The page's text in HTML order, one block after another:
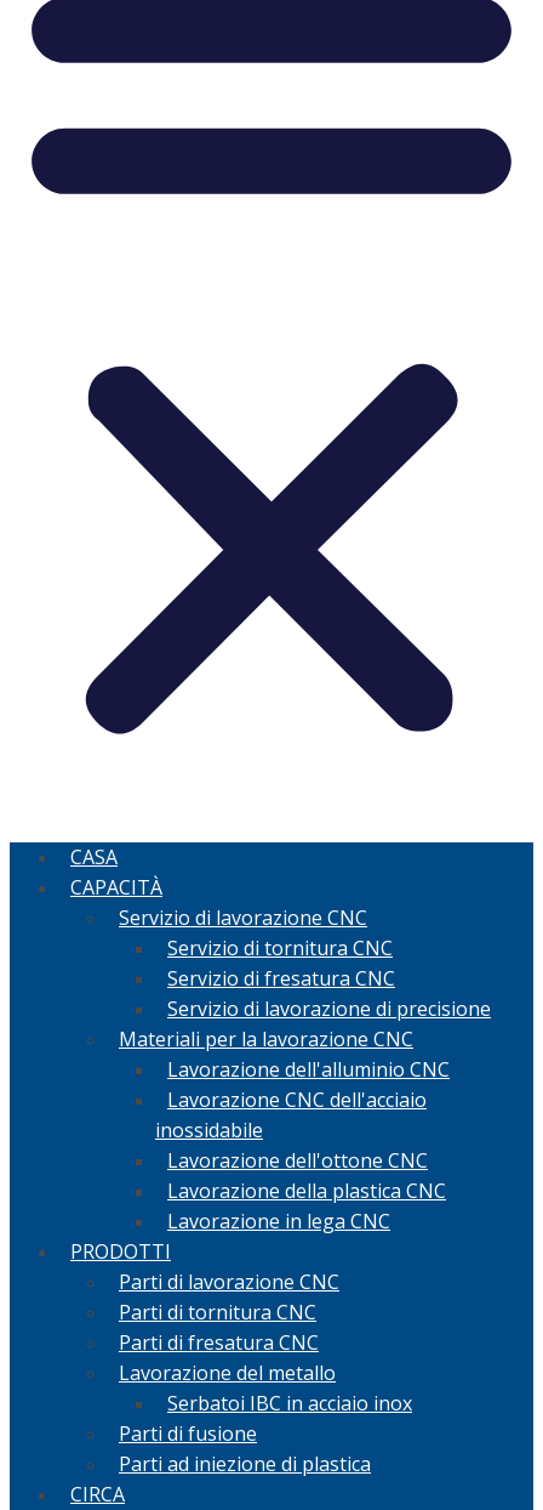
CASA
CAPACITÀ
Servizio di lavorazione CNC
Servizio di tornitura CNC
Servizio di fresatura CNC
Servizio di lavorazione di precisione
Materiali per la lavorazione CNC
Lavorazione dell'alluminio CNC
Lavorazione CNC dell'acciaio
inossidabile
Lavorazione dell'ottone CNC
Lavorazione della plastica CNC
Lavorazione in lega CNC
PRODOTTI
Parti di lavorazione CNC
Parti di tornitura CNC
Parti di fresatura CNC
Lavorazione del metallo
Serbatoi IBC in acciaio inox
Parti di fusione
Parti ad iniezione di plastica
CIRCA